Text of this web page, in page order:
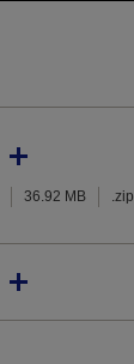
36.92 MB .zip